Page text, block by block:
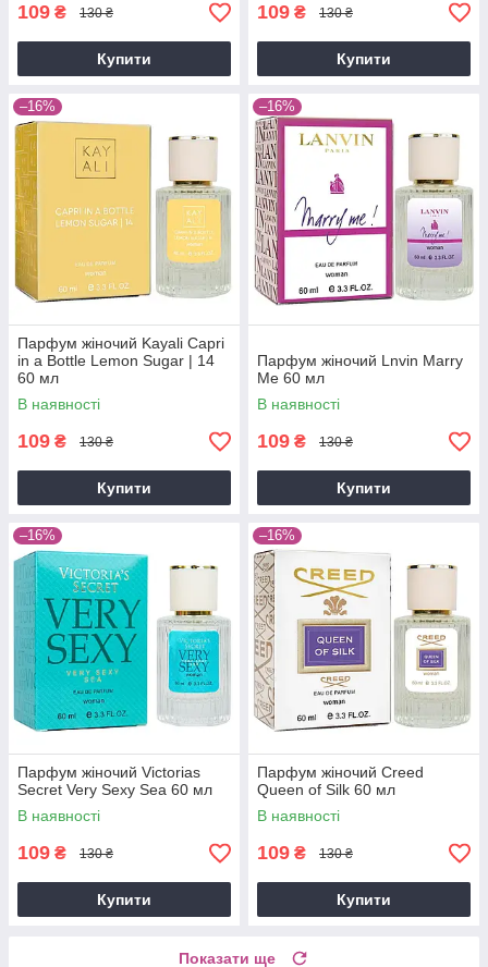
109 ₴ 130 ₴
Купити
109 ₴ 130 ₴
Купити
–16%
Парфум жіночий Kayali Capri
in a Bottle Lemon Sugar | 14
60 мл
В наявності
109 ₴ 130 ₴
Купити
–16%
Парфум жіночий Lnvin Marry
Me 60 мл
В наявності
109 ₴ 130 ₴
Купити
–16%
Парфум жіночий Victorias
Secret Very Sexy Sea 60 мл
В наявності
109 ₴ 130 ₴
Купити
–16%
Парфум жіночий Creed
Queen of Silk 60 мл
В наявності
109 ₴ 130 ₴
Купити
Показати ще